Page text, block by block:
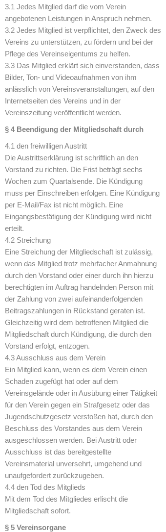
3.1 Jedes Mitglied darf die vom Verein
angebotenen Leistungen in Anspruch nehmen.
3.2 Jedes Mitglied ist verpflichtet, den Zweck des
Vereins zu unterstützen, zu fördern und bei der
Pflege des Vereinseigentums zu helfen.
3.3 Das Mitglied erklärt sich einverstanden, dass
Bilder, Ton- und Videoaufnahmen von ihm
anlässlich von Vereinsveranstaltungen, auf den
Internetseiten des Vereins und in der
Vereinszeitung veröffentlicht werden.
§ 4 Beendigung der Mitgliedschaft durch
4.1 den freiwilligen Austritt
Die Austrittserklärung ist schriftlich an den
Vorstand zu richten. Die Frist beträgt sechs
Wochen zum Quartalsende. Die Kündigung
muss per Einschreiben erfolgen. Eine Kündigung
per E-Mail/Fax ist nicht möglich. Eine
Eingangsbestätigung der Kündigung wird nicht
erteilt.
4.2 Streichung
Eine Streichung der Mitgliedschaft ist zulässig,
wenn das Mitglied trotz mehrfacher Anmahnung
durch den Vorstand oder einer durch ihn hierzu
berechtigten im Auftrag handelnden Person mit
der Zahlung von zwei aufeinanderfolgenden
Beitragszahlungen in Rückstand geraten ist.
Gleichzeitig wird dem betroffenen Mitglied die
Mitgliedschaft durch Kündigung, die durch den
Vorstand erfolgt, entzogen.
4.3 Ausschluss aus dem Verein
Ein Mitglied kann, wenn es dem Verein einen
Schaden zugefügt hat oder auf dem
Vereinsgelände oder in Ausübung einer Tätigkeit
für den Verein gegen ein Strafgesetz oder das
Jugendschutzgesetz verstoßen hat, durch den
Beschluss des Vorstandes aus dem Verein
ausgeschlossen werden. Bei Austritt oder
Ausschluss ist das bereitgestellte
Vereinsmaterial unversehrt, umgehend und
unaufgefordert zurückzugeben.
4.4 den Tod des Mitglieds
Mit dem Tod des Mitgliedes erlischt die
Mitgliedschaft sofort.
§ 5 Vereinsorgane